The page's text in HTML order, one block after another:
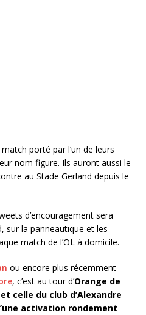
porté par l’un de leurs
nom figure. Ils auront aussi le
au Stade Gerland depuis le
d’encouragement sera
sur la panneautique et les
match de l’OL à domicile.
ou encore plus récemment
, c’est au tour d’Orange de
celle du club d’Alexandre
activation rondement